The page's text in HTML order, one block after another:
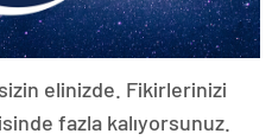
elinizde. Fikirlerinizi
fazla kalıyorsunuz.